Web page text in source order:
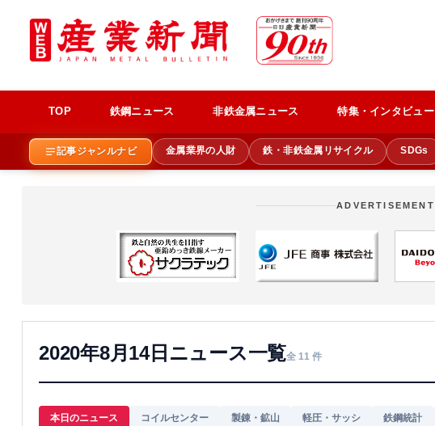
TOP 鉄鋼ニュース 非鉄金属ニュース 特集・インタビュー
記事ジャンルナビ 金属業界の人財 鉄・非鉄金属リサイクル SDGs
ADVERTISEMENT
2020年8月14日ニュース一覧全 11 件
本日のニュース コイルセンター 製錬・鉱山 軽圧・サッシ 鉄鋼統計